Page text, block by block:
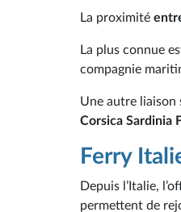
La proximité
La plus connue
compagnie
Une autre liaison
Corsica Sardinia
Ferry
Depuis l’Italie,
permettent de